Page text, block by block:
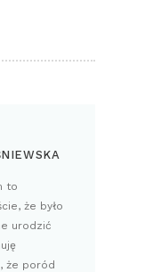
to
że było
urodzić
że poród